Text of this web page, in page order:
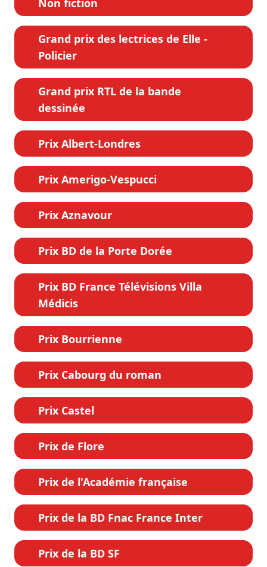
Non fiction
Grand prix des lectrices de Elle -
Policier
Grand prix RTL de la bande
dessinée
Prix Albert-Londres
Prix Amerigo-Vespucci
Prix Aznavour
Prix BD de la Porte Dorée
Prix BD France Télévisions Villa
Médicis
Prix Bourrienne
Prix Cabourg du roman
Prix Castel
Prix de Flore
Prix de l'Académie française
Prix de la BD Fnac France Inter
Prix de la BD SF